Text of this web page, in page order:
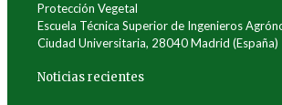
Protección Vegetal
Escuela Técnica Superior de Ingenieros
Ciudad Universitaria, 28040 Madrid (España)
Noticias recientes